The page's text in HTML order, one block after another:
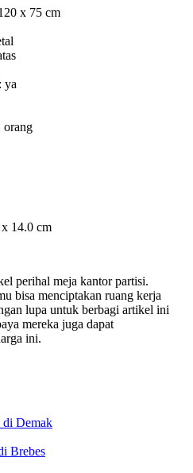
x 75 сm
уа
оrаng
14.0 сm
perihal meja kantor partisi.
bisa menciptakan ruang kerja
lupa untuk berbagi artikel ini
mereka juga dapat
ini.
di Demak
Brebes